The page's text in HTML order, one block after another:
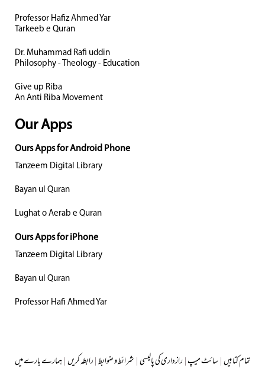
Professor Hafiz Ahmed Yar
Tarkeeb e Quran
Dr. Muhammad Rafi uddin
Philosophy - Theology - Education
Give up Riba
An Anti Riba Movement
Our Apps
Ours Apps for Android Phone
Tanzeem Digital Library
Bayan ul Quran
Lughat o Aerab e Quran
Ours Apps for iPhone
Tanzeem Digital Library
Bayan ul Quran
Professor Hafi Ahmed Yar
ہمارے بارے میں|رابطہ کریں|شرائط و ضوابط|رازداری کی پالیسی|سائٹ میپ|تمام کتابیں